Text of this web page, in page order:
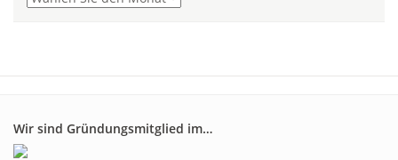
Wir sind Gründungsmitglied im…